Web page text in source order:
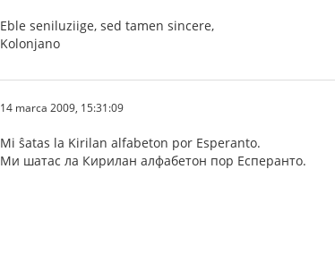
Eble seniluziige, sed tamen sincere,
Kolonjano
14 marca 2009, 15:31:09
Mi ŝatas la Kirilan alfabeton por Esperanto.
Ми шатас ла Кирилан алфабетон пор Есперанто.